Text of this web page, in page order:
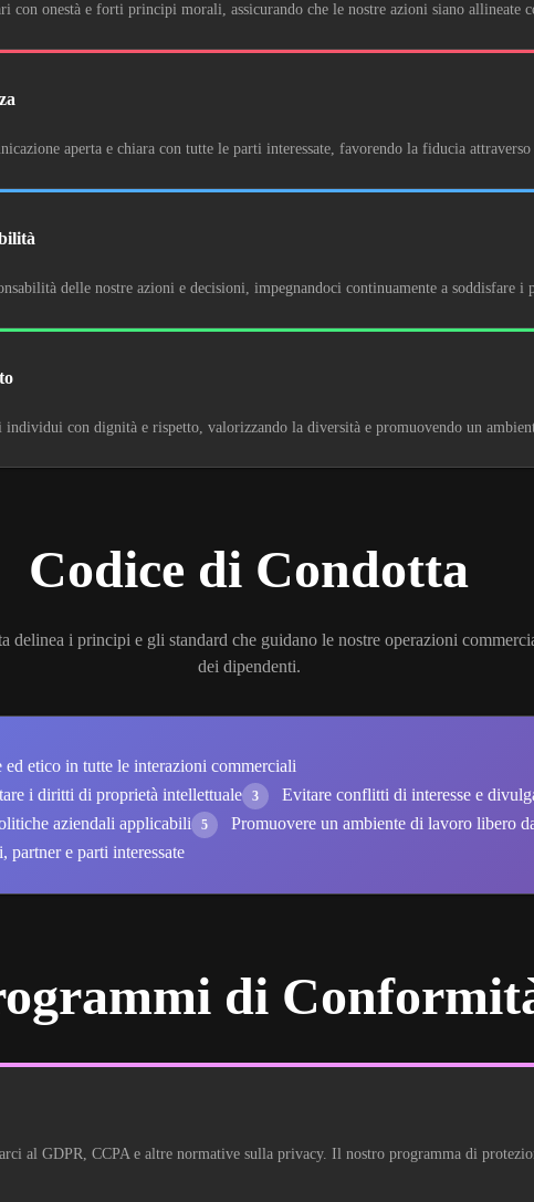
con onestà e forti principi morali, assicurando che le nostre azioni siano allineate
aperta e chiara con tutte le parti interessate, favorendo la fiducia
delle nostre azioni e decisioni, impegnandoci continuamente a soddisfare i
con dignità e rispetto, valorizzando la diversità e promuovendo un
Codice di Condotta
delinea i principi e gli standard che guidano le nostre operazioni
dei dipendenti.
etico in tutte le interazioni commerciali
i diritti di proprietà intellettuale 3 Evitare conflitti di interesse e
aziendali applicabili 5 Promuovere un ambiente di lavoro libero
e parti interessate
di
al GDPR, CCPA e altre normative sulla privacy. Il nostro programma di